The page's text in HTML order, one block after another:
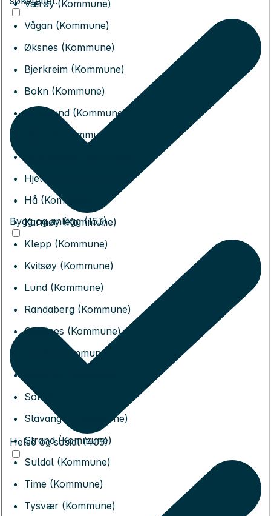
Værøy (Kommune)
Vågan (Kommune)
Øksnes (Kommune)
Bjerkreim (Kommune)
Bokn (Kommune)
Eigersund (Kommune)
Gjesdal (Kommune)
Hjelmeland (Kommune)
Hå (Kommune)
Karmøy (Kommune)
Klepp (Kommune)
Kvitsøy (Kommune)
Lund (Kommune)
Randaberg (Kommune)
Sandnes (Kommune)
Sauda (Kommune)
Sola (Kommune)
Stavanger (Kommune)
Strand (Kommune)
Suldal (Kommune)
Time (Kommune)
Tysvær (Kommune)
Bygg og anlegg (153)
Helse og sosial (405)